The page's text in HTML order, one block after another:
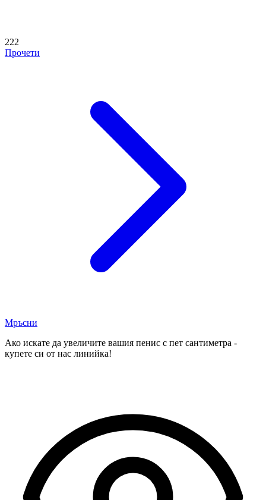
222
Прочети
Мръсни
Ако искате да увеличите вашия пенис с пет сантиметра -
купете си от нас линийка!